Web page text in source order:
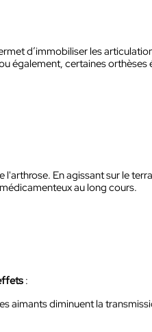
d’immobiliser les
également, certaines
En agissant sur le
au long cours.
:
aimants diminuent la